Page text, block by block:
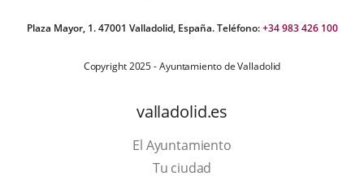
Plaza Mayor, 1. 47001 Valladolid, España. Teléfono:+34 983 426 100
Copyright 2025 - Ayuntamiento de Valladolid
valladolid.es
El Ayuntamiento
Tu ciudad